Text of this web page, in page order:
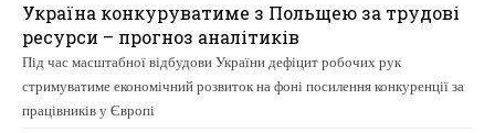
Україна конкуруватиме з Польщею за трудові
ресурси – прогноз аналітиків
Під час масштабної відбудови України дефіцит робочих рук
стримуватиме економічний розвиток на фоні посилення конкуренції за
працівників у Європі